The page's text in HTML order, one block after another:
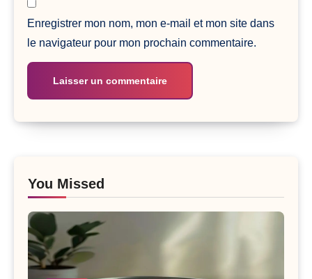
Enregistrer mon nom, mon e-mail et mon site dans
le navigateur pour mon prochain commentaire.
You Missed